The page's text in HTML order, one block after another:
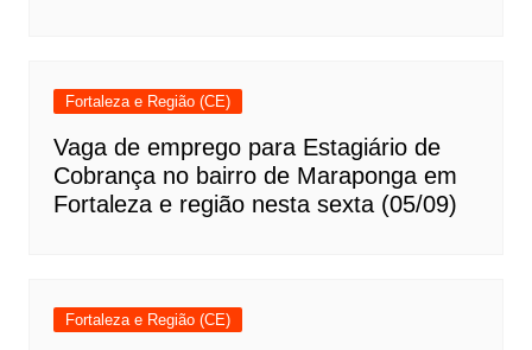
Fortaleza e Região (CE)
Vaga de emprego para Estagiário de
Cobrança no bairro de Maraponga em
Fortaleza e região nesta sexta (05/09)
Fortaleza e Região (CE)